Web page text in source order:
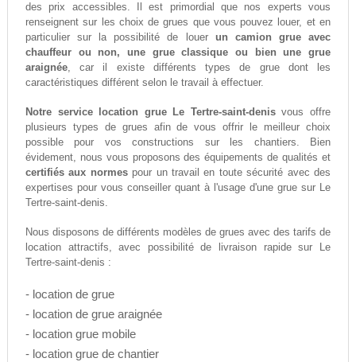
des prix accessibles. Il est primordial que nos experts vous
renseignent sur les choix de grues que vous pouvez louer, et en
particulier sur la possibilité de louer un camion grue avec
chauffeur ou non, une grue classique ou bien une grue
araignée, car il existe différents types de grue dont les
caractéristiques différent selon le travail à effectuer.
Notre service location grue Le Tertre-saint-denisvous offre
plusieurs types de grues afin de vous offrir le meilleur choix
possible pour vos constructions sur les chantiers. Bien
évidement, nous vous proposons des équipements de qualités et
certifiés aux normespour un travail en toute sécurité avec des
expertises pour vous conseiller quant à l'usage d'une grue sur Le
Tertre-saint-denis.
Nous disposons de différents modèles de grues avec des tarifs de
location attractifs, avec possibilité de livraison rapide sur Le
Tertre-saint-denis :
- location de grue
- location de grue araignée
- location grue mobile
- location grue de chantier